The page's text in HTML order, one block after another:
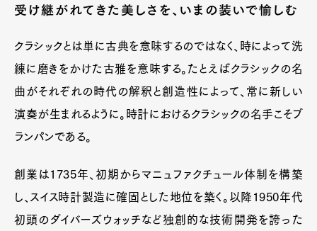
GourmetCars
Product CultureLifestyle
Pen Membership
Magazine
受け継がれてきた美しさを、いまの装いで愉しむ
クラシックとは単に古典を意味するのではなく、時によって洗
練に磨きをかけた古雅を意味する。たとえばクラシックの名
曲がそれぞれの時代の解釈と創造性によって、常に新しい
演奏が生まれるように。時計におけるクラシックの名手こそブ
ランパンである。
創業は1735年、初期からマニュファクチュール体制を構築
し、スイス時計製造に確固とした地位を築く。以降1950年代
初頭のダイバーズウォッチなど独創的な技術開発を誇った